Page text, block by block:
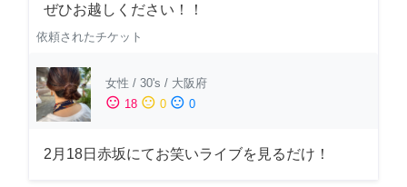
ぜひお越しください！！
依頼されたチケット
女性 / 30's / 大阪府
sentiment_satisfied 18 sentiment_neutral 0 sentiment_dissatisfied 0
2月18日赤坂にてお笑いライブを見るだけ！